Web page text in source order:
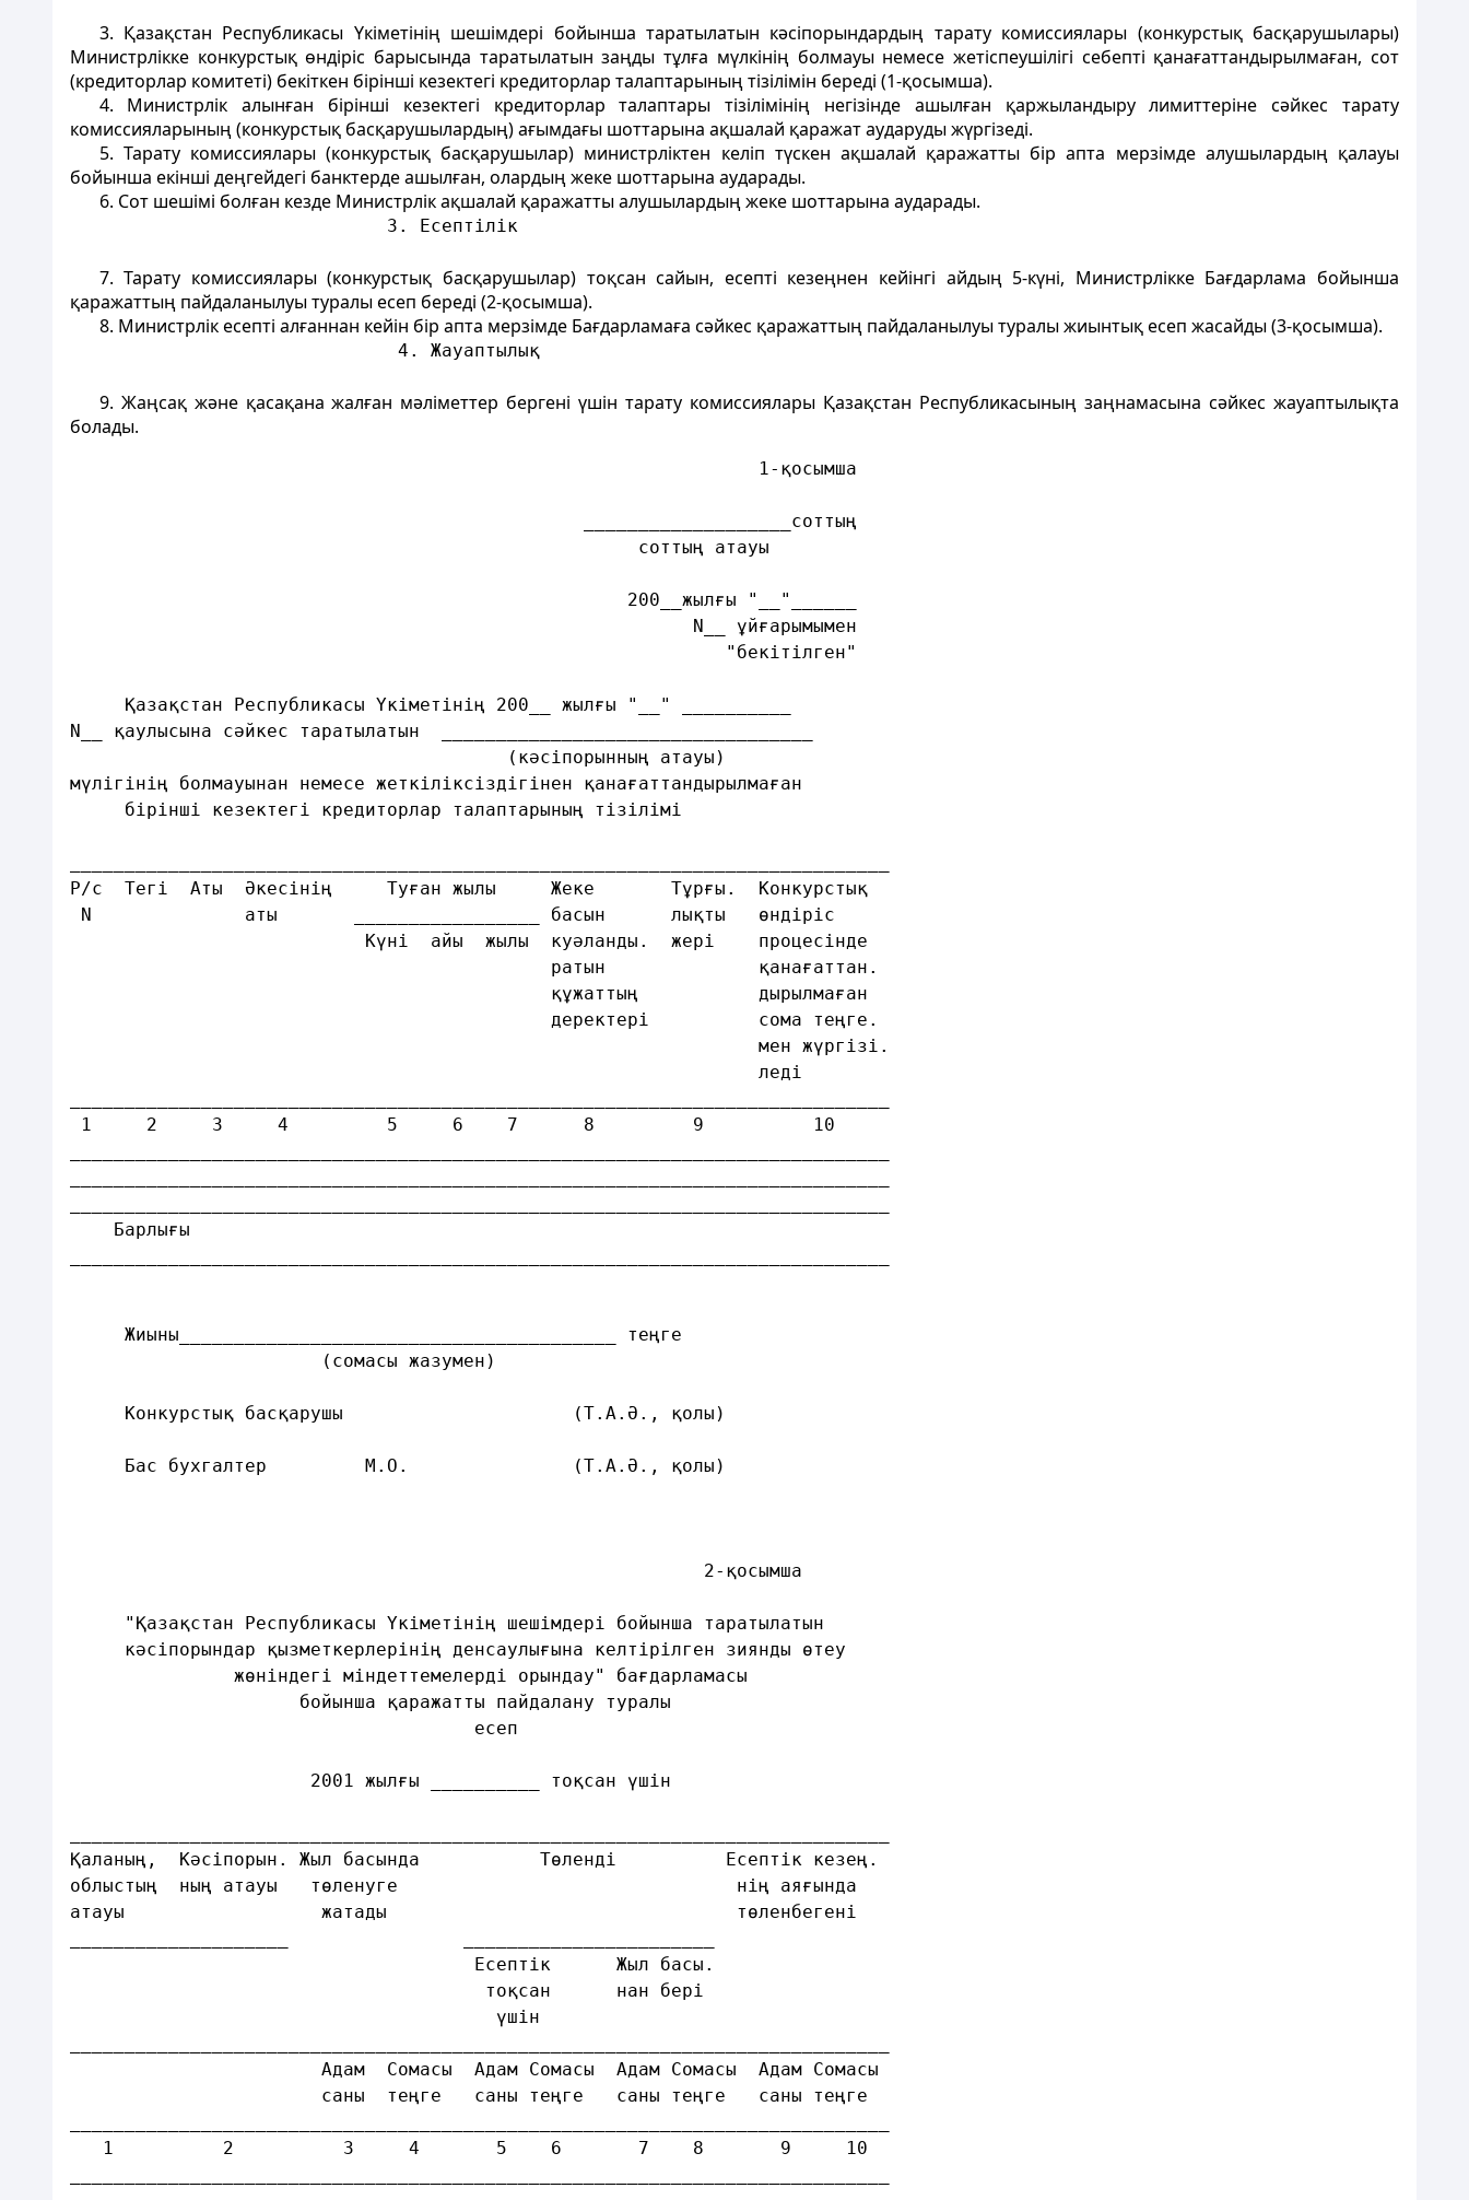
3. Қазақстан Республикасы Үкіметінің шешімдері бойынша таратылатын кәсіпорындардың тарату комиссиялары (конкурстық басқарушылары)
Министрлікке конкурстық өндіріс барысында таратылатын заңды тұлға мүлкінің болмауы немесе жетіспеушілігі себепті қанағаттандырылмаған, сот
(кредиторлар комитеті) бекіткен бірінші кезектегі кредиторлар талаптарының тізілімін береді (1-қосымша).
4. Министрлік алынған бірінші кезектегі кредиторлар талаптары тізілімінің негізінде ашылған қаржыландыру лимиттеріне сәйкес тарату
комиссияларының (конкурстық басқарушылардың) ағымдағы шоттарына ақшалай қаражат аударуды жүргізеді.
5. Тарату комиссиялары (конкурстық басқарушылар) министрліктен келіп түскен ақшалай қаражатты бір апта мерзімде алушылардың қалауы
бойынша екінші деңгейдегі банктерде ашылған, олардың жеке шоттарына аударады.
6. Сот шешімі болған кезде Министрлік ақшалай қаражатты алушылардың жеке шоттарына аударады.
3. Есептілік
7. Тарату комиссиялары (конкурстық басқарушылар) тоқсан сайын, есепті кезеңнен кейінгі айдың 5-күні, Министрлікке Бағдарлама бойынша
қаражаттың пайдаланылуы туралы есеп береді (2-қосымша).
8. Министрлік есепті алғаннан кейін бір апта мерзімде Бағдарламаға сәйкес қаражаттың пайдаланылуы туралы жиынтық есеп жасайды (3-қосымша).
4. Жауаптылық
9. Жаңсақ және қасақана жалған мәліметтер бергені үшін тарату комиссиялары Қазақстан Республикасының заңнамасына сәйкес жауаптылықта
болады.
1-қосымша
___________________соттың
соттың атауы
200__жылғы "__"______
N__ ұйғарымымен
"бекітілген"
Қазақстан Республикасы Үкіметінің 200__ жылғы "__" __________
N__ қаулысына сәйкес таратылатын  __________________________________
(кәсіпорынның атауы)
мүлігінің болмауынан немесе жеткіліксіздігінен қанағаттандырылмаған
бірінші кезектегі кредиторлар талаптарының тізілімі
Р/с  Тегі  Аты  Әкесінің     Туған жылы     Жеке       Тұрғы.  Конкурстық
N              аты       _________________ басын      лықты   өндіріс
Күні  айы  жылы  куәланды.  жері    процесінде
ратын              қанағаттан.
құжаттың           дырылмаған
деректері          сома теңге.
мен жүргізі.
леді
1     2     3     4         5     6    7      8         9          10
Барлығы
Жиыны________________________________________ теңге
(сомасы жазумен)
Конкурстық басқарушы                     (Т.А.Ә., қолы)
Бас бухгалтер         М.О.               (Т.А.Ә., қолы)
2-қосымша
"Қазақстан Республикасы Үкіметінің шешімдері бойынша таратылатын
кәсіпорындар қызметкерлерінің денсаулығына келтірілген зиянды өтеу
жөніндегі міндеттемелерді орындау" бағдарламасы
бойынша қаражатты пайдалану туралы
есеп
2001 жылғы __________ тоқсан үшін
Қаланың,  Кәсіпорын. Жыл басында           Төленді          Есептік кезең.
облыстың  ның атауы   төленуге                               нің аяғында
атауы                  жатады                                төленбегені
Есептік      Жыл басы.
тоқсан      нан бері
үшін
Адам  Сомасы  Адам Сомасы  Адам Сомасы  Адам Сомасы
саны  теңге   саны теңге   саны теңге   саны теңге
1          2          3     4       5    6       7    8       9     10